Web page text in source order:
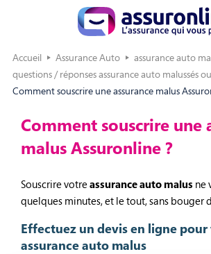
Accueil Assurance Auto
assurance auto
questions / réponses assurance auto malussés
Comment souscrire une assurance malus
Comment souscrire une
malus Assuronline ?
Souscrire votreassurance auto malus ne
quelques minutes, et le tout, sans bouger
Effectuez un devis en ligne
assurance auto malus